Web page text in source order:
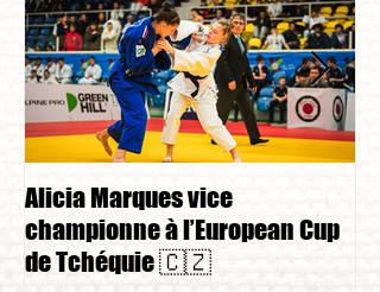
Alicia Marques vice
championne à l’European Cup
de Tchéquie 🇨🇿